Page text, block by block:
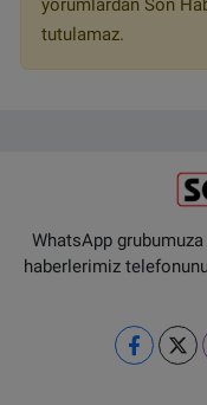
yorumlardan Son
tutulamaz.
WhatsApp grubumuza
haberlerimiz